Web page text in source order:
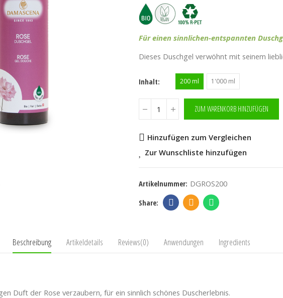
Für einen sinnlichen-entspannten
Dieses Duschgel verwöhnt mit seinem
Inhalt 200 ml 1'000 ml
ZUM WARENKORB HINZUFÜGEN
Hinzufügen zum Vergleichen
Zur Wunschliste hinzufügen
Artikelnummer: DGROS200
Beschreibung Artikeldetails Reviews(0) Anwendungen Ingredients
Duft der Rose verzaubern, für ein sinnlich schönes Duscherlebnis.